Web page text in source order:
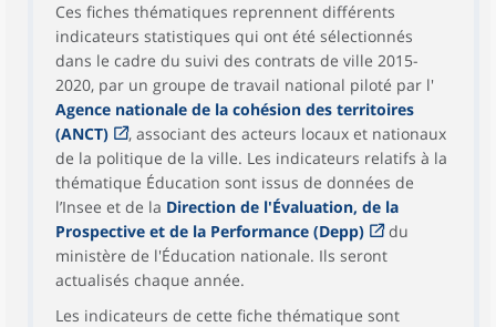
Ces fiches thématiques reprennent différents
indicateurs statistiques qui ont été sélectionnés
dans le cadre du suivi des contrats de ville 2015-
2020, par un groupe de travail national piloté par l'
Agence nationale de la cohésion des territoires
(ANCT)
, associant des acteurs locaux et nationaux
de la politique de la ville. Les indicateurs relatifs à la
thématique Éducation sont issus de données de
l’Insee et de la Direction de l'Évaluation, de la
Prospective et de la Performance (Depp)
du
ministère de l'Éducation nationale. Ils seront
actualisés chaque année.
Les indicateurs de cette fiche thématique sont